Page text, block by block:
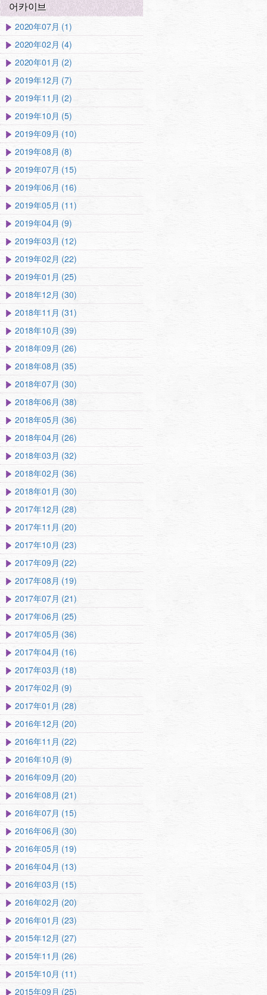
어카이브
2020年07月 (1)
2020年02月 (4)
2020年01月 (2)
2019年12月 (7)
2019年11月 (2)
2019年10月 (5)
2019年09月 (10)
2019年08月 (8)
2019年07月 (15)
2019年06月 (16)
2019年05月 (11)
2019年04月 (9)
2019年03月 (12)
2019年02月 (22)
2019年01月 (25)
2018年12月 (30)
2018年11月 (31)
2018年10月 (39)
2018年09月 (26)
2018年08月 (35)
2018年07月 (30)
2018年06月 (38)
2018年05月 (36)
2018年04月 (26)
2018年03月 (32)
2018年02月 (36)
2018年01月 (30)
2017年12月 (28)
2017年11月 (20)
2017年10月 (23)
2017年09月 (22)
2017年08月 (19)
2017年07月 (21)
2017年06月 (25)
2017年05月 (36)
2017年04月 (16)
2017年03月 (18)
2017年02月 (9)
2017年01月 (28)
2016年12月 (20)
2016年11月 (22)
2016年10月 (9)
2016年09月 (20)
2016年08月 (21)
2016年07月 (15)
2016年06月 (30)
2016年05月 (19)
2016年04月 (13)
2016年03月 (15)
2016年02月 (20)
2016年01月 (23)
2015年12月 (27)
2015年11月 (26)
2015年10月 (11)
2015年09月 (25)